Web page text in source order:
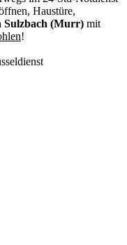
Haustüre,
Sulzbach (Murr) mit
!